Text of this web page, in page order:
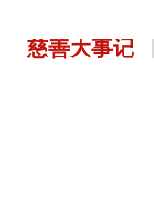
慈善大事记